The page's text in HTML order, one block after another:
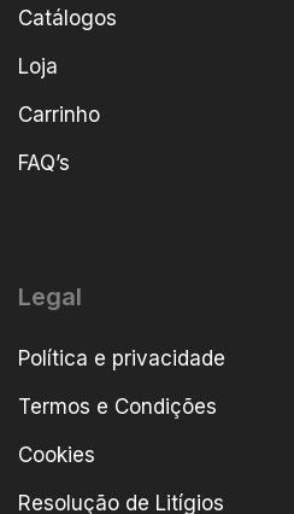
Catálogos
Loja
Carrinho
FAQ’s
Legal
Política e privacidade
Termos e Condições
Cookies
Resolução de Litígios